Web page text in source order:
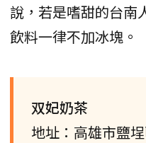
說，若是嗜甜的台南
飲料一律不加冰塊。
双妃奶茶
地址：高雄市鹽